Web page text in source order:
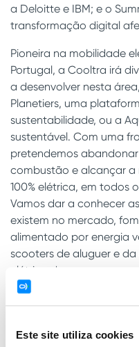
Este site utiliza cookies
a Deloitte e IBM; e o
transformação digital
Pioneira na mobilidade
Portugal, a Cooltra irá
a desenvolver nesta
Planetiers, uma
sustentabilidade, ou a
sustentável. Com uma
pretendemos
combustão e alcançar
100% elétrica, em todos
Vamos dar a conhecer
existem no mercado,
alimentado por energia
scooters de aluguer e
elétrico da europa.
Segundo António
esta o Portugal Smart